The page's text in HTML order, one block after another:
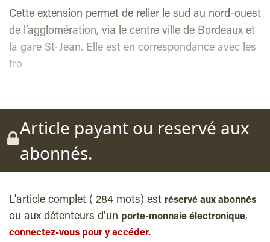
Cette extension permet de relier le sud au nord-ouest
de l’agglomération, via le centre ville de Bordeaux et
la gare St-Jean. Elle est en correspondance avec les
tro
Article payant ou reservé aux
abonnés.
L'article complet ( 284 mots) est réservé aux abonnés
ou aux détenteurs d’un porte-monnaie électronique,
connectez-vous pour y accéder.